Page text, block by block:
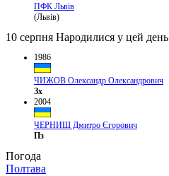
ПФК Львів
(Львів)
10 серпня Народилися у цей день
1986
ЧИЖОВ Олександр Олександрович
Зх
2004
ЧЕРНИШ Дмитро Єгорович
Пз
Погода
Полтава